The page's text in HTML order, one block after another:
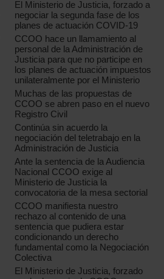
El Ministerio de Justicia, forzado a
negociar la segunda fase de los
planes de actuación COVID-19
CCOO hace un llamamiento al
personal de la Administración de
Justicia para que no participe en
los planes de actuación impuestos
unilateralmente por el Ministerio
Muchas de las propuestas de
CCOO se abren paso en el nuevo
Registro Civil
Continúa sin acuerdo la
negociación del teletrabajo en la
Administración de Justicia
Ante la sentencia de la Audiencia
Nacional CCOO exige al
Ministerio de Justicia la
convocatoria de la mesa sectorial
CCOO manifiesta nuestro
rechazo al contenido de una
sentencia que pudiera estar
condicionando un derecho
fundamental como la Negociación
Colectiva
El Ministerio de Justicia, forzado